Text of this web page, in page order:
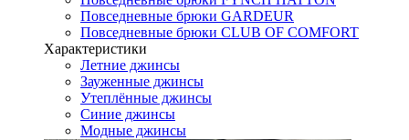
Повседневные брюки GARDEUR
Повседневные брюки CLUB OF COMFORT
Характеристики
Летние джинсы
Зауженные джинсы
Утеплённые джинсы
Синие джинсы
Модные джинсы